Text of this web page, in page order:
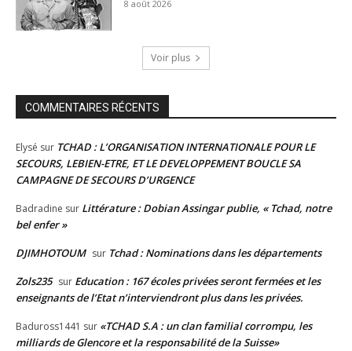
8 août 2026
Voir plus
COMMENTAIRES RÉCENTS
Elysé sur TCHAD : L’ORGANISATION INTERNATIONALE POUR LE
SECOURS, LEBIEN-ETRE, ET LE DEVELOPPEMENT BOUCLE SA
CAMPAGNE DE SECOURS D’URGENCE
Badradine sur Littérature : Dobian Assingar publie, « Tchad, notre
bel enfer »
DJIMHOTOUM sur Tchad : Nominations dans les départements
Zols235 sur Education : 167 écoles privées seront fermées et les
enseignants de l’Etat n’interviendront plus dans les privées.
Baduross1441 sur «TCHAD S.A : un clan familial corrompu, les
milliards de Glencore et la responsabilité de la Suisse»